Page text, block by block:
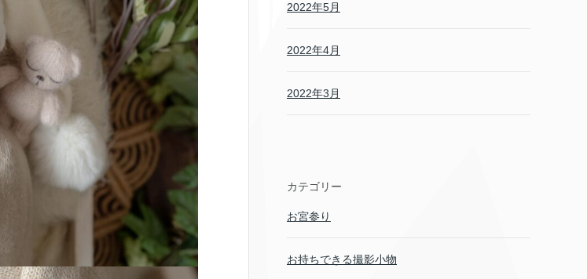
2022年5月
2022年4月
2022年3月
カテゴリー
お宮参り
お持ちできる撮影小物